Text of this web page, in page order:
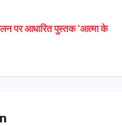
पर आधारित पुस्तक ‘आत्मा के